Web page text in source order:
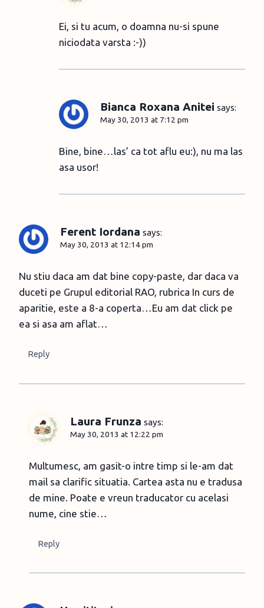
Ei, si tu acum, o doamna nu-si spune
niciodata varsta :-))
Bianca Roxana Anitei says:
May 30, 2013 at 7:12 pm
Bine, bine…las’ ca tot aflu eu:), nu ma las
asa usor!
Ferent Iordana says:
May 30, 2013 at 12:14 pm
Nu stiu daca am dat bine copy-paste, dar daca va
duceti pe Grupul editorial RAO, rubrica In curs de
aparitie, este a 8-a coperta…Eu am dat click pe
ea si asa am aflat…
Reply
Laura Frunza says:
May 30, 2013 at 12:22 pm
Multumesc, am gasit-o intre timp si le-am dat
mail sa clarific situatia. Cartea asta nu e tradusa
de mine. Poate e vreun traducator cu acelasi
nume, cine stie…
Reply